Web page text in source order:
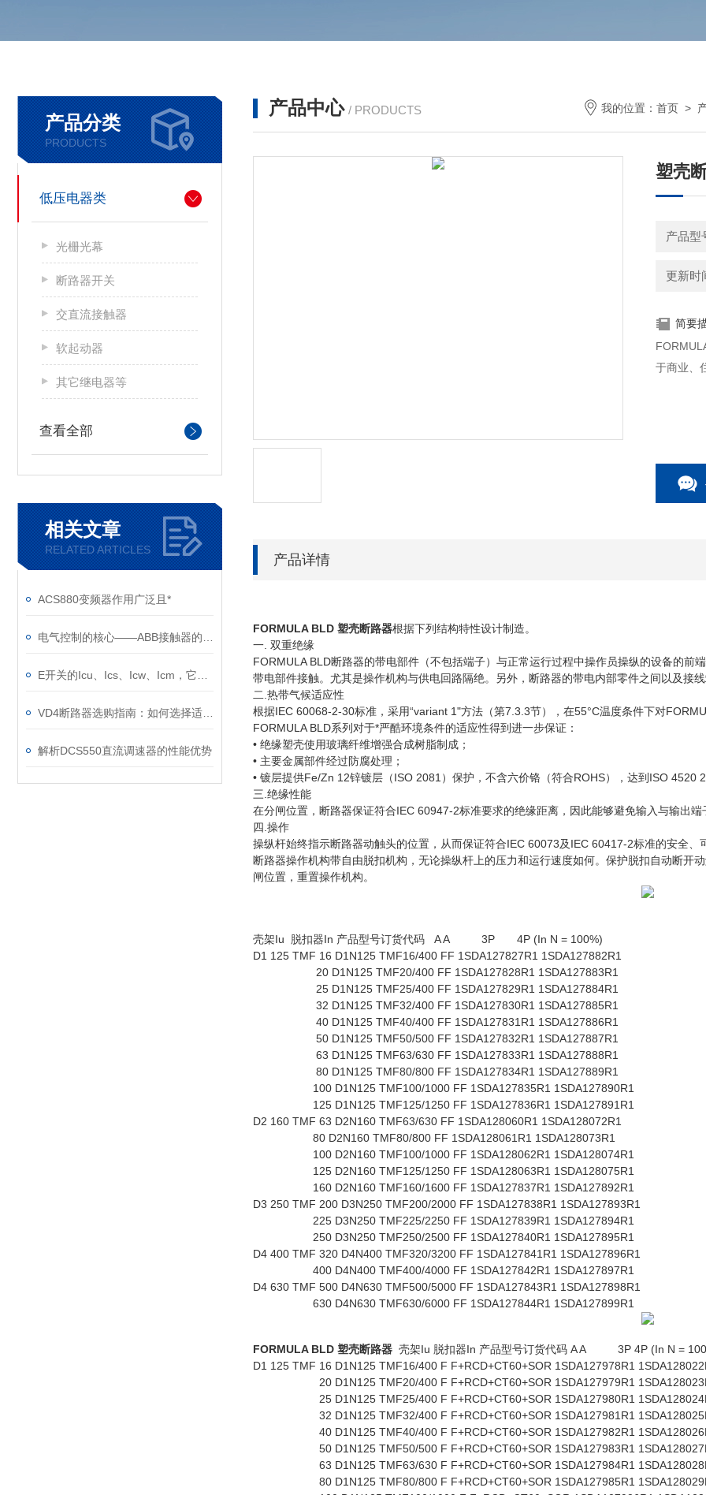
产品分类
PRODUCTS
低压电器类
光栅光幕
断路器开关
交直流接触器
软起动器
其它继电器等
查看全部
相关文章
RELATED ARTICLES
ACS880变频器作用广泛且*
解析DCS550直流调速器的性能优势
产品中心 / PRODUCTS 我的位置： 首页 >
塑壳
产品型
更新时
简要
于商业、
产品详情
FORMULA BLD 塑壳断路器根据下列结构特性设计制造。
一. 双重绝缘
FORMULA BLD断路器的带电部件（不包括端子）与正常运行过程中操作员操纵的设备的前
带电部件接触。尤其是操作机构与供电回路隔绝。另外，断路器的带电内部零件之间以及接
二.热带气候适应性
根据IEC 60068-2-30标准，采用“variant 1"方法（第7.3.3节），在55°C温度条件下对
FORMULA BLD系列对于*严酷环境条件的适应性得到进一步保证：
• 绝缘塑壳使用玻璃纤维增强合成树脂制成；
• 主要金属部件经过防腐处理；
• 镀层提供Fe/Zn 12锌镀层（ISO 2081）保护，不含六价铬（符合ROHS），达到ISO 4520
三.绝缘性能
在分闸位置，断路器保证符合IEC 60947-2标准要求的绝缘距离，因此能够避免输入与输出端
四.操作
操纵杆始终指示断路器动触头的位置，从而保证符合IEC 60073及IEC 60417-2标准的安全、
断路器操作机构带自由脱扣机构，无论操纵杆上的压力和运行速度如何。保护脱扣自动断开
闸位置，重置操作机构。
壳架Iu 脱扣器In 产品型号订货代码 A A 3P 4P (In N = 100%)
D1 125 TMF 16 D1N125 TMF16/400 FF 1SDA127827R1 1SDA127882R1
20 D1N125 TMF20/400 FF 1SDA127828R1 1SDA127883R1
25 D1N125 TMF25/400 FF 1SDA127829R1 1SDA127884R1
32 D1N125 TMF32/400 FF 1SDA127830R1 1SDA127885R1
40 D1N125 TMF40/400 FF 1SDA127831R1 1SDA127886R1
50 D1N125 TMF50/500 FF 1SDA127832R1 1SDA127887R1
63 D1N125 TMF63/630 FF 1SDA127833R1 1SDA127888R1
80 D1N125 TMF80/800 FF 1SDA127834R1 1SDA127889R1
100 D1N125 TMF100/1000 FF 1SDA127835R1 1SDA127890R1
125 D1N125 TMF125/1250 FF 1SDA127836R1 1SDA127891R1
D2 160 TMF 63 D2N160 TMF63/630 FF 1SDA128060R1 1SDA128072R1
80 D2N160 TMF80/800 FF 1SDA128061R1 1SDA128073R1
100 D2N160 TMF100/1000 FF 1SDA128062R1 1SDA128074R1
125 D2N160 TMF125/1250 FF 1SDA128063R1 1SDA128075R1
160 D2N160 TMF160/1600 FF 1SDA127837R1 1SDA127892R1
D3 250 TMF 200 D3N250 TMF200/2000 FF 1SDA127838R1 1SDA127893R1
225 D3N250 TMF225/2250 FF 1SDA127839R1 1SDA127894R1
250 D3N250 TMF250/2500 FF 1SDA127840R1 1SDA127895R1
D4 400 TMF 320 D4N400 TMF320/3200 FF 1SDA127841R1 1SDA127896R1
400 D4N400 TMF400/4000 FF 1SDA127842R1 1SDA127897R1
D4 630 TMF 500 D4N630 TMF500/5000 FF 1SDA127843R1 1SDA127898R1
630 D4N630 TMF630/6000 FF 1SDA127844R1 1SDA127899R1
FORMULA BLD 塑壳断路器 壳架Iu 脱扣器In 产品型号订货代码 A A 3P 4P (In N =
D1 125 TMF 16 D1N125 TMF16/400 F F+RCD+CT60+SOR 1SDA127978R1
20 D1N125 TMF20/400 F F+RCD+CT60+SOR 1SDA127979R1
25 D1N125 TMF25/400 F F+RCD+CT60+SOR 1SDA127980R1
32 D1N125 TMF32/400 F F+RCD+CT60+SOR 1SDA127981R1
40 D1N125 TMF40/400 F F+RCD+CT60+SOR 1SDA127982R1
50 D1N125 TMF50/500 F F+RCD+CT60+SOR 1SDA127983R1
63 D1N125 TMF63/630 F F+RCD+CT60+SOR 1SDA127984R1
80 D1N125 TMF80/800 F F+RCD+CT60+SOR 1SDA127985R1